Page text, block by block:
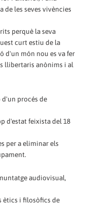
de les seves vivències
perquè la seva
curt estiu de la
d'un món nou es va fer
llibertaris anònims i al
d'un procés de
d'estat feixista del 18
per a eliminar els
audiovisual,
ètics i filosòfics de